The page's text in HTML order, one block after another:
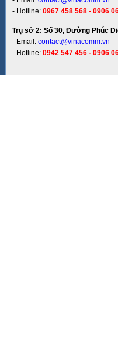
- Hotline: 0967 458 568 - 0906
Trụ sở 2: Số 30, Đường Phúc
- Email: contact@vinacomm.vn
- Hotline: 0942 547 456 - 0906